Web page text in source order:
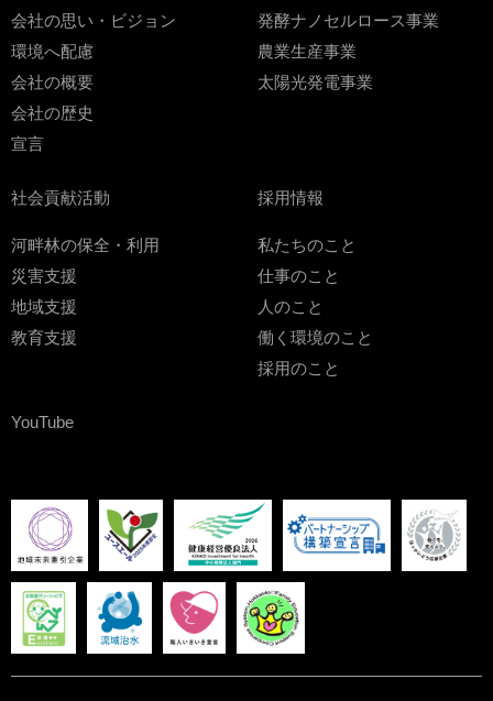
会社の思い・ビジョン
環境へ配慮
会社の概要
会社の歴史
宣言
発酵ナノセルロース事業
農業生産事業
太陽光発電事業
社会貢献活動
河畔林の保全・利用
災害支援
地域支援
教育支援
採用情報
私たちのこと
仕事のこと
人のこと
働く環境のこと
採用のこと
YouTube